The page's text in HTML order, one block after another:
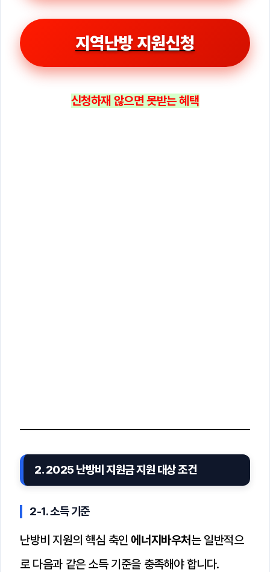
지역난방 지원신청
신청하재 않으면 못받는 혜택
2. 2025 난방비 지원금 지원 대상 조건
2-1. 소득 기준
난방비 지원의 핵심 축인에너지바우처 는 일반적으
로 다음과 같은 소득 기준을 충족해야 합니다.